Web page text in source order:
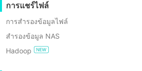
การแชร์ไฟล์
การสำรองข้อมูลไฟล์
สำรองข้อมูล NAS
Hadoop
และการสลับระบบไว้เป็น